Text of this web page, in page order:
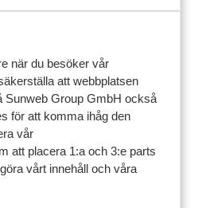
när du besöker vår
att webbplatsen
Sunweb Group GmbH också
för att komma ihåg den
vår
att placera 1:a och 3:e parts
vårt innehåll och våra